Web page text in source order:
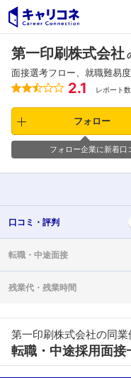
第一印刷株式会社
面接選考フロー、就職難易
2.1 レポート数
フォロー
フォロー企業に新着口
口コミ・ 評判
転職・ 中途面接
残業代・ 残業時間
第一印刷株式会社の同業
転職・中途採用面接